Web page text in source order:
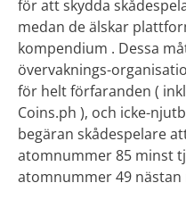
för att skydda
medan de älskar
kompendium . Dessa
övervaknings-
för helt förfaranden (
Coins.ph ), och icke-
begäran skådespelare
atomnummer 85 minst
atomnummer 49 nästan